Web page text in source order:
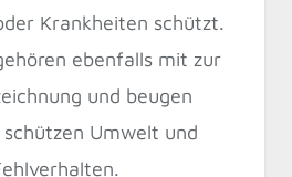
Krankheiten schützt.
ebenfalls mit zur
und beugen
Umwelt und